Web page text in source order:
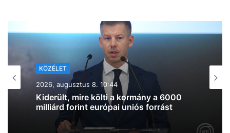
2026, augusztus 7. 19:39
Lazul a volt miniszterelnök: Orbán
Viktor felbukkant a szerbiai
trombitafesztiválon, sörözött és